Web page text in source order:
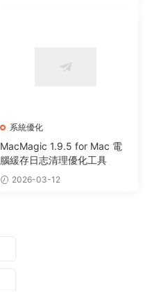
系統優化
MacMagic 1.9.5 for Mac 電
腦緩存日志清理優化工具
2026-03-12